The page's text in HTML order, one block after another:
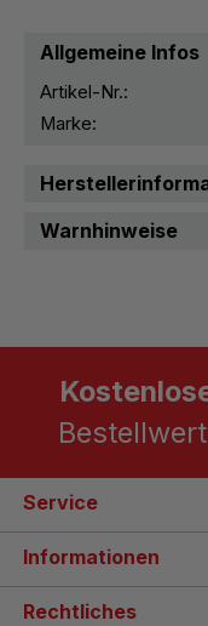
Allgemeine Infos
Artikel-Nr.:
Marke:
Warnhinweise
Service
Informationen
Rechtliches